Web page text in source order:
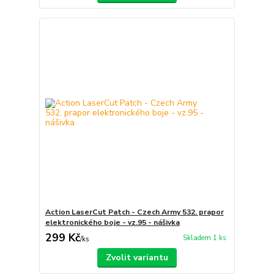
Action LaserCut Patch - Czech Army 532. prapor
elektronického boje - vz.95 - nášivka
299 Kč/ks Skladem 1 ks
Zvolit variantu